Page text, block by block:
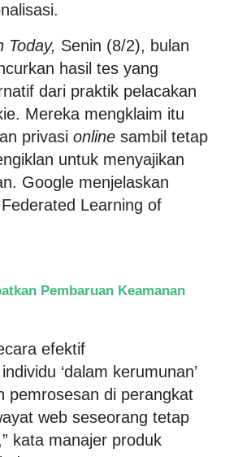
Today, Senin (8/2), bulan
hasil tes yang
dari praktik pelacakan
Mereka mengklaim itu
privasi online sambil tetap
untuk menyajikan
Google menjelaskan
Learning of
Pembaruan Keamanan
efektif
‘dalam kerumunan’
pemrosesan di perangkat
web seseorang tetap
kata manajer produk